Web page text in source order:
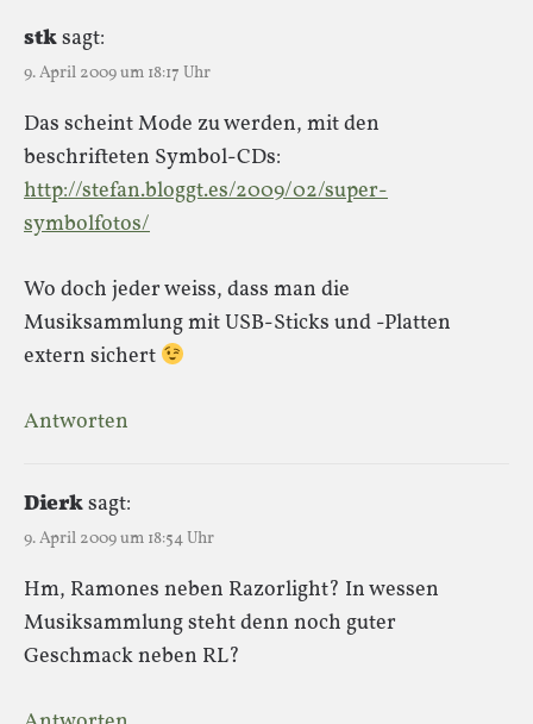
stksagt:
9. April 2009 um 18:17 Uhr
Das scheint Mode zu werden, mit den
beschrifteten Symbol-CDs:
http://stefan.bloggt.es/2009/02/super-
symbolfotos/
Wo doch jeder weiss, dass man die
Musiksammlung mit USB-Sticks und -Platten
extern sichert
Antworten
Dierksagt:
9. April 2009 um 18:54 Uhr
Hm, Ramones neben Razorlight? In wessen
Musiksammlung steht denn noch guter
Geschmack neben RL?